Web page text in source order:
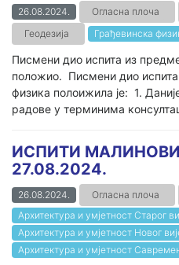
26.08.2024. Огласна плоча
Геодезија
Грађевинска
Писмени дио испита из
положио. Писмени дио
физика полоижила је: 1.
радове у терминима
ИСПИТИ
27.08.2024.
26.08.2024. Огласна плоча
Архитектура и умјетност Старог
Архитектура и умјетност Новог
Архитектура и умјетност